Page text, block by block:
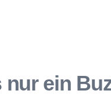
ein